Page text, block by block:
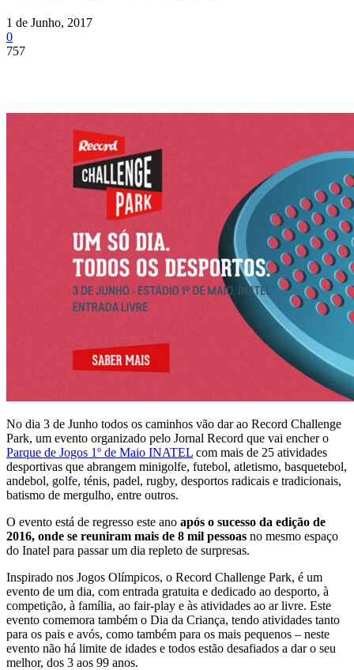
1 de Junho, 2017
0
757
No dia 3 de Junho todos os caminhos vão dar ao Record Challenge
Park, um evento organizado pelo Jornal Record que vai encher o
Parque de Jogos 1º de Maio INATEL com mais de 25 atividades
desportivas que abrangem minigolfe, futebol, atletismo, basquetebol,
andebol, golfe, ténis, padel, rugby, desportos radicais e tradicionais,
batismo de mergulho, entre outros.
O evento está de regresso este ano após o sucesso da edição de
2016, onde se reuniram mais de 8 mil pessoas no mesmo espaço
do Inatel para passar um dia repleto de surpresas.
Inspirado nos Jogos Olímpicos, o Record Challenge Park, é um
evento de um dia, com entrada gratuita e dedicado ao desporto, à
competição, à família, ao fair-play e às atividades ao ar livre. Este
evento comemora também o Dia da Criança, tendo atividades tanto
para os pais e avós, como também para os mais pequenos – neste
evento não há limite de idades e todos estão desafiados a dar o seu
melhor, dos 3 aos 99 anos.